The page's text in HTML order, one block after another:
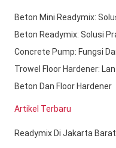
Beton Mini Readymix:
Beton Readymix: Solusi
Concrete Pump: Fungsi
Trowel Floor Hardener:
Beton Dan Floor Hardener
Artikel Terbaru
Readymix Di Jakarta